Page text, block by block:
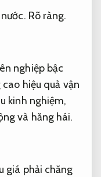
Rõ ràng.
nghiệp bậc
cao hiệu quả vận
kinh nghiệm,
và hăng hái.
giá phải chăng